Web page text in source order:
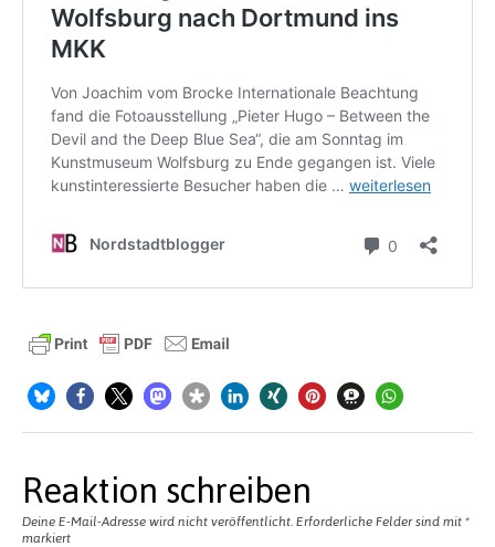
Reaktion schreiben
Deine E-Mail-Adresse wird nicht veröffentlicht. Erforderliche Felder sind mit *
markiert